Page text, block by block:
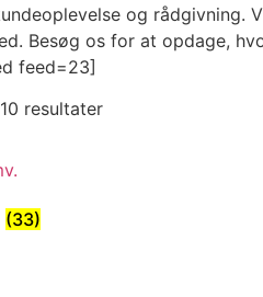
og
Besøg os for at opdage,
feed=23]
resultater
(33)